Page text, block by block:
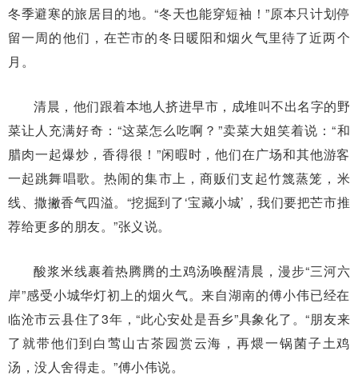
冬季避寒的旅居目的地。“冬天也能穿短袖！”原本只计划停
留一周的他们，在芒市的冬日暖阳和烟火气里待了近两个
月。
清晨，他们跟着本地人挤进早市，成堆叫不出名字的野
菜让人充满好奇：“这菜怎么吃啊？”卖菜大姐笑着说：“和
腊肉一起爆炒，香得很！”闲暇时，他们在广场和其他游客
一起跳舞唱歌。热闹的集市上，商贩们支起竹篾蒸笼，米
线、撒撇香气四溢。“挖掘到了‘宝藏小城’，我们要把芒市推
荐给更多的朋友。”张义说。
酸浆米线裹着热腾腾的土鸡汤唤醒清晨，漫步“三河六
岸”感受小城华灯初上的烟火气。来自湖南的傅小伟已经在
临沧市云县住了3年，“此心安处是吾乡”具象化了。“朋友来
了就带他们到白莺山古茶园赏云海，再煨一锅菌子土鸡
汤，没人舍得走。”傅小伟说。